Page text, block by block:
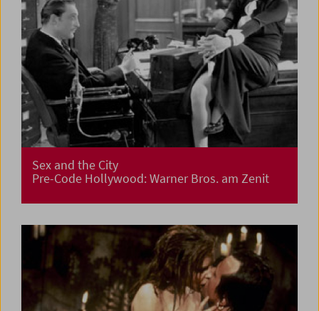
Sex and the City
Pre-Code Hollywood: Warner Bros. am Zenit